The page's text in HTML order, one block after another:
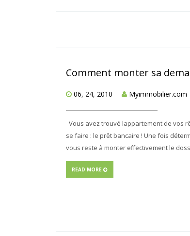
Comment monter sa
06, 24, 2010 Myimmobilier.com
Vous avez trouvé lappartement de vos
se faire : le prêt bancaire ! Une fois
vous reste à monter effectivement le
READ MORE